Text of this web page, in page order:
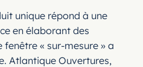
unique répond à une
en élaborant des
« sur-mesure » a
Atlantique Ouvertures,